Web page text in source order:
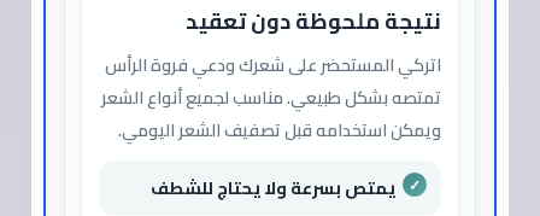
نتيجة ملحوظة دون تعقيد
اتركي المستحضر على شعرك ودعي فروة الرأس
تمتصه بشكل طبيعي. مناسب لجميع أنواع الشعر
ويمكن استخدامه قبل تصفيف الشعر اليومي.
يمتص بسرعة ولا يحتاج للشطف